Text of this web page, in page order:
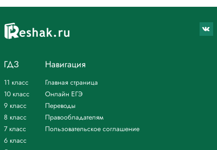
ГДЗ
11 класс
10 класс
9 класс
8 класс
7 класс
6 класс
Навигация
Главная страница
Онлайн ЕГЭ
Переводы
Правообладателям
Пользовательское соглашение